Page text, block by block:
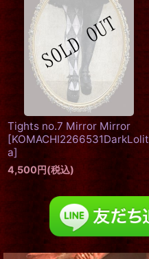
Tights no.7 Mirror Mirror
[KOMACHI2266531DarkLolit
a]
4,500円(税込)